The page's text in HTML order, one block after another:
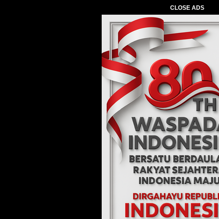
CLOSE ADS